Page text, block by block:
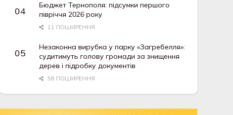
Бюджет Тернополя: підсумки першого
півріччя 2026 року
11 ПОШИРЕННЯ
Незаконна вирубка у парку «Загребелля»:
судитимуть голову громади за знищення
дерев і підробку документів
58 ПОШИРЕННЯ